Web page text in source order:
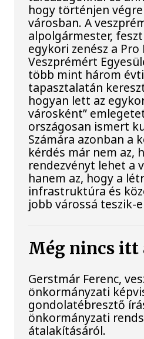
hogy történjen
városban. A
alpolgármester,
egykori zenész a Pro
Veszprémért
több mint három
tapasztalatán
hogyan lett az
városként”
országosan ismert
Számára azonban a
kérdés már nem az,
rendezvényt lehet a
hanem az, hogy a
infrastruktúra és
jobb várossá teszik-
Még nincs itt
Gerstmár Ferenc,
önkormányzati
gondolatébresztő
önkormányzati
átalakításáról.